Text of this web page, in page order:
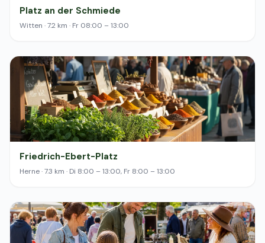
Platz an der Schmiede
Witten · 7.2 km · Fr 08:00 – 13:00
Friedrich-Ebert-Platz
Herne · 7.3 km · Di 8:00 – 13:00, Fr 8:00 – 13:00